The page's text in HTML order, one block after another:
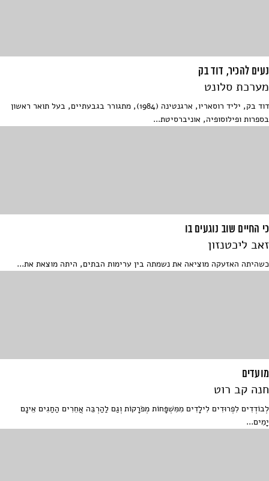
נעים להכיר, דוד בק
מערכת סלונט
דוד בק, יליד רוסאריו, ארגנטינה (1984), מתגורר בגבעתיים, בעל תואר ראשון
בספרות ופילוסופיה, אוניברסיטת...
כי החיים שוב נוגעים בו
זאב ליכטנזון
כשהיתה האזעקה מוציאה את נשמתה בין ערימות הבתים, היתה מוצאת את...
מועדים
חנה קב רוט
לְבוֹדְדִים לִפְרוּדִים לִילָדִים מִמִּשְׁפָּחוֹת מְפֹרָקוֹת וְגַם לַהַרְבֵּה אֲחֵרִים הַחַגִים אֵינָם
יָמִים...